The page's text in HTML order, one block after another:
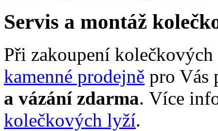
Servis a montáž
Při zakoupení
kamenné prodejně pro Vás
a vázání zdarma. Více
kolečkových lyží.